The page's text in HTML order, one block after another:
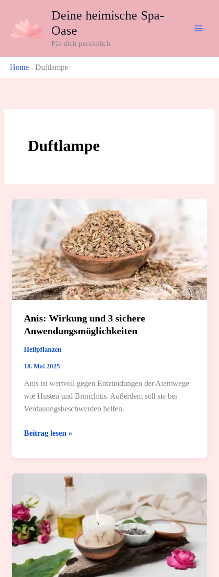
springen
Deine heimische Spa-
Oase
Für dich persönlich
Home - Duftlampe
Duftlampe
Anis: Wirkung und 3 sichere
Anwendungsmöglichkeiten
Heilpflanzen
18. Mai 2025
Anis ist wertvoll gegen Entzündungen der Atemwege
wie Husten und Bronchitis. Außerdem soll sie bei
Verdauungsbeschwerden helfen.
Anis:
und
Anwendungsmöglichkeiten
Beitrag lesen »